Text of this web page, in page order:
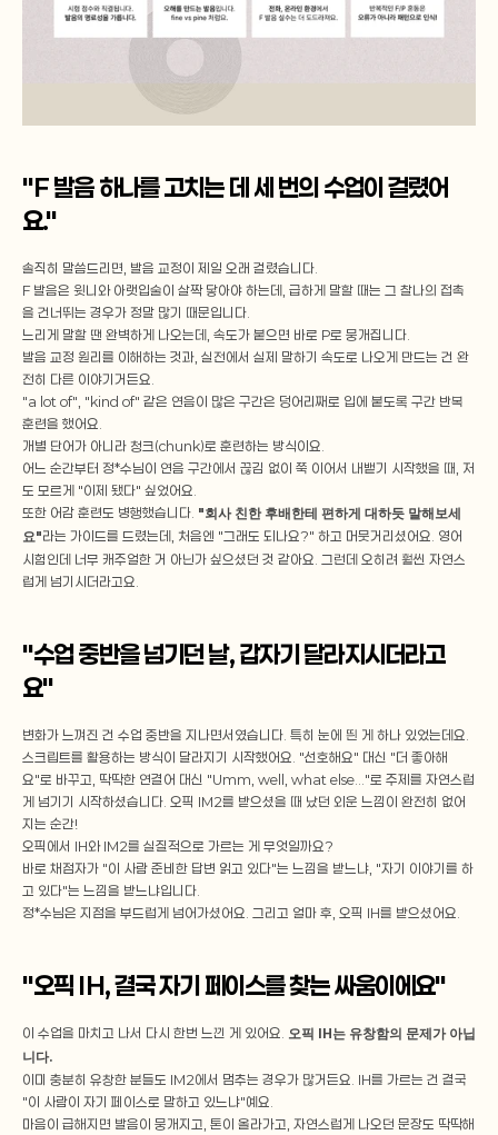
"F 발음 하나를 고치는 데 세 번의 수업이 걸렸어
요."
솔직히 말씀드리면, 발음 교정이 제일 오래 걸렸습니다.
F 발음은 윗니와 아랫입술이 살짝 닿아야 하는데, 급하게 말할 때는 그 찰나의 접촉
을 건너뛰는 경우가 정말 많기 때문입니다.
느리게 말할 땐 완벽하게 나오는데, 속도가 붙으면 바로 P로 뭉개집니다.
발음 교정 원리를 이해하는 것과, 실전에서 실제 말하기 속도로 나오게 만드는 건 완
전히 다른 이야기거든요.
"a lot of", "kind of" 같은 연음이 많은 구간은 덩어리째로 입에 붙도록 구간 반복
훈련을 했어요.
개별 단어가 아니라 청크(chunk)로 훈련하는 방식이요.
어느 순간부터 정*수님이 연음 구간에서 끊김 없이 쭉 이어서 내뱉기 시작했을 때, 저
도 모르게 "이제 됐다" 싶었어요.
또한 어감 훈련도 병행했습니다. "회사 친한 후배한테 편하게 대하듯 말해보세
요"라는 가이드를 드렸는데, 처음엔 "그래도 되나요?" 하고 머뭇거리셨어요. 영어
시험인데 너무 캐주얼한 거 아닌가 싶으셨던 것 같아요. 그런데 오히려 훨씬 자연스
럽게 넘기시더라고요.
"수업 중반을 넘기던 날, 갑자기 달라지시더라고
요"
변화가 느껴진 건 수업 중반을 지나면서였습니다. 특히 눈에 띈 게 하나 있었는데요.
스크립트를 활용하는 방식이 달라지기 시작했어요. "선호해요" 대신 "더 좋아해
요"로 바꾸고, 딱딱한 연결어 대신 "Umm, well, what else..."로 주제를 자연스럽
게 넘기기 시작하셨습니다. 오픽 IM2를 받으셨을 때 났던 외운 느낌이 완전히 없어
지는 순간!
오픽에서 IH와 IM2를 실질적으로 가르는 게 무엇일까요?
바로 채점자가 "이 사람 준비한 답변 읽고 있다"는 느낌을 받느냐, "자기 이야기를 하
고 있다"는 느낌을 받느냐입니다.
정*수님은 지점을 부드럽게 넘어가셨어요. 그리고 얼마 후, 오픽 IH를 받으셨어요.
"오픽 IH, 결국 자기 페이스를 찾는 싸움이에요"
이 수업을 마치고 나서 다시 한번 느낀 게 있어요.
오픽 IH는 유창함의 문제가 아닙
니다.
이미 충분히 유창한 분들도 IM2에서 멈추는 경우가 많거든요. IH를 가르는 건 결국
"이 사람이 자기 페이스로 말하고 있느냐"예요.
마음이 급해지면 발음이 뭉개지고, 톤이 올라가고, 자연스럽게 나오던 문장도 딱딱해